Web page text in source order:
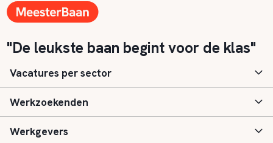
"De leukste baan begint voor de klas"
Vacatures per sector
Basisonderwijs
Speciaal (basis) onderwijs
Werkzoekenden
Aanmelden
Werkgevers